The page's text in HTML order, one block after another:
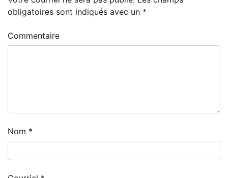
obligatoires sont indiqués avec un *
Commentaire
Nom *